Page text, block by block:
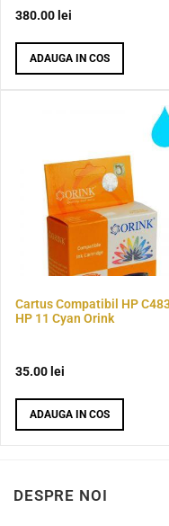
380.00 lei
ADAUGA IN COS
Cartus Compatibil HP
HP 11 Cyan Orink
35.00 lei
ADAUGA IN COS
DESPRE NOI